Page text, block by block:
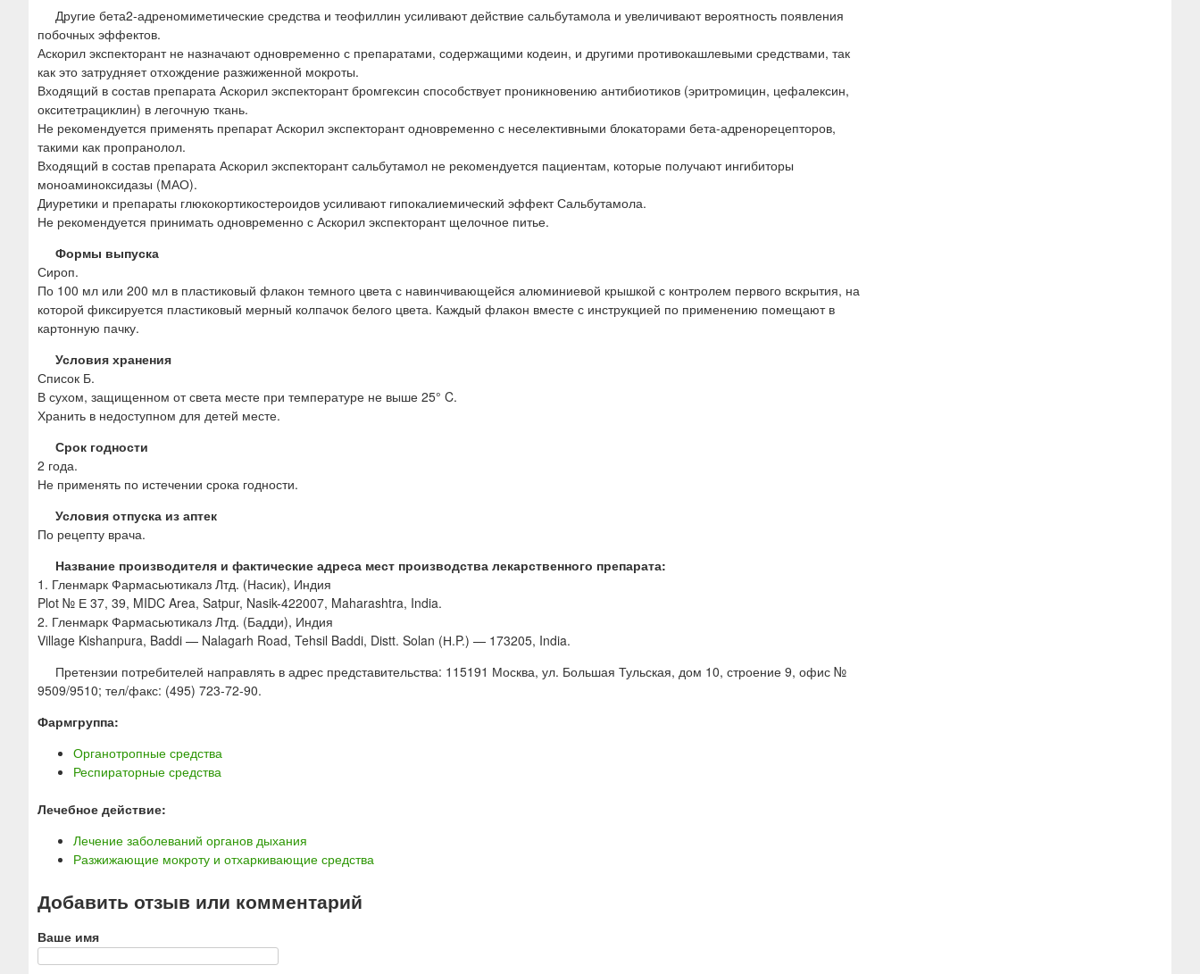
Другие бета2-адреномиметические средства и теофиллин усиливают действие сальбутамола и увеличивают вероятность появления
побочных эффектов.
Аскорил экспекторант не назначают одновременно с препаратами, содержащими кодеин, и другими противокашлевыми средствами, так
как это затрудняет отхождение разжиженной мокроты.
Входящий в состав препарата Аскорил экспекторант бромгексин способствует проникновению антибиотиков (эритромицин, цефалексин,
окситетрациклин) в легочную ткань.
Не рекомендуется применять препарат Аскорил экспекторант одновременно с неселективными блокаторами бета-адренорецепторов,
такими как пропранолол.
Входящий в состав препарата Аскорил экспекторант сальбутамол не рекомендуется пациентам, которые получают ингибиторы
моноаминоксидазы (МАО).
Диуретики и препараты глюкокортикостероидов усиливают гипокалиемический эффект Сальбутамола.
Не рекомендуется принимать одновременно с Аскорил экспекторант щелочное питье.
Формы выпуска
Сироп.
По 100 мл или 200 мл в пластиковый флакон темного цвета с навинчивающейся алюминиевой крышкой с контролем первого вскрытия, на
которой фиксируется пластиковый мерный колпачок белого цвета. Каждый флакон вместе с инструкцией по применению помещают в
картонную пачку.
Условия хранения
Список Б.
В сухом, защищенном от света месте при температуре не выше 25° C.
Хранить в недоступном для детей месте.
Срок годности
2 года.
Не применять по истечении срока годности.
Условия отпуска из аптек
По рецепту врача.
Название производителя и фактические адреса мест производства лекарственного препарата:
1. Гленмарк Фармасьютикалз Лтд. (Насик), Индия
Plot № Е 37, 39, MIDC Area, Satpur, Nasik-422007, Maharashtra, India.
2. Гленмарк Фармасьютикалз Лтд. (Бадди), Индия
Village Kishanpura, Baddi — Nalagarh Road, Tehsil Baddi, Distt. Solan (Н.P.) — 173205, India.
Претензии потребителей направлять в адрес представительства: 115191 Москва, ул. Большая Тульская, дом 10, строение 9, офис №
9509/9510; тел/факс: (495) 723-72-90.
Фармгруппа:
Органотропные средства
Респираторные средства
Лечебное действие:
Лечение заболеваний органов дыхания
Разжижающие мокроту и отхаркивающие средства
Добавить отзыв или комментарий
Ваше имя